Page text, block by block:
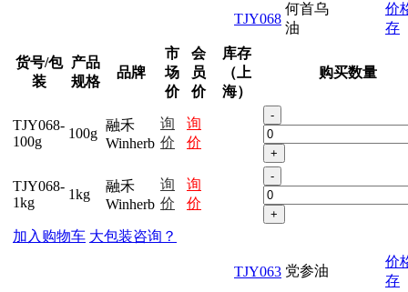
TJY068
何首乌
油
价
存
货号/包
装
产品
规格
品牌
市
场
价
会
员
价
库存
（上
海）
购买数量
TJY068-
100g
100g
融禾
Winherb
询
价
询
价
-
+
TJY068-
1kg
1kg
融禾
Winherb
询
价
询
价
-
+
加入购物车 大包装咨询？
TJY063 党参油
价
存